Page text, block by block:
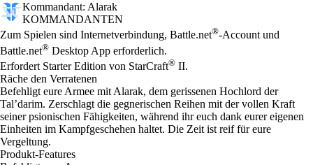
Kommandant: Alarak
KOMMANDANTEN
Preis
Available actions
Zum Spielen sind Internetverbindung, Battle.net®-Account und
Battle.net® Desktop App erforderlich.
Erfordert Starter Edition von StarCraft® II.
Räche den Verratenen
Befehligt eure Armee mit Alarak, dem gerissenen Hochlord der
Tal’darim. Zerschlagt die gegnerischen Reihen mit der vollen Kraft
seiner psionischen Fähigkeiten, während ihr euch dank eurer eigenen
Einheiten im Kampfgeschehen haltet. Die Zeit ist reif für eure
Vergeltung.
Produkt-Features